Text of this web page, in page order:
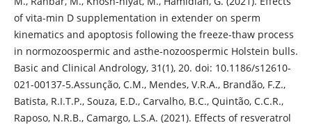
of vita-min D supplementation in extender on sperm
kinematics and apoptosis following the freeze-thaw process
in normozoospermic and asthe-nozoospermic Holstein bulls.
Basic and Clinical Andrology, 31(1), 20. doi: 10.1186/s12610-
021-00137-5.Assunção, C.M., Mendes, V.R.A., Brandão, F.Z.,
Batista, R.I.T.P., Souza, E.D., Carvalho, B.C., Quintão, C.C.R.,
Raposo, N.R.B., Camargo, L.S.A. (2021). Effects of resveratrol